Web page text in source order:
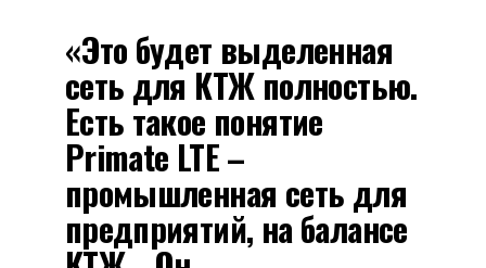
«Это будет выделенная
сеть для КТЖ полностью.
Есть такое понятие
Primate LTE –
промышленная сеть для
предприятий, на балансе